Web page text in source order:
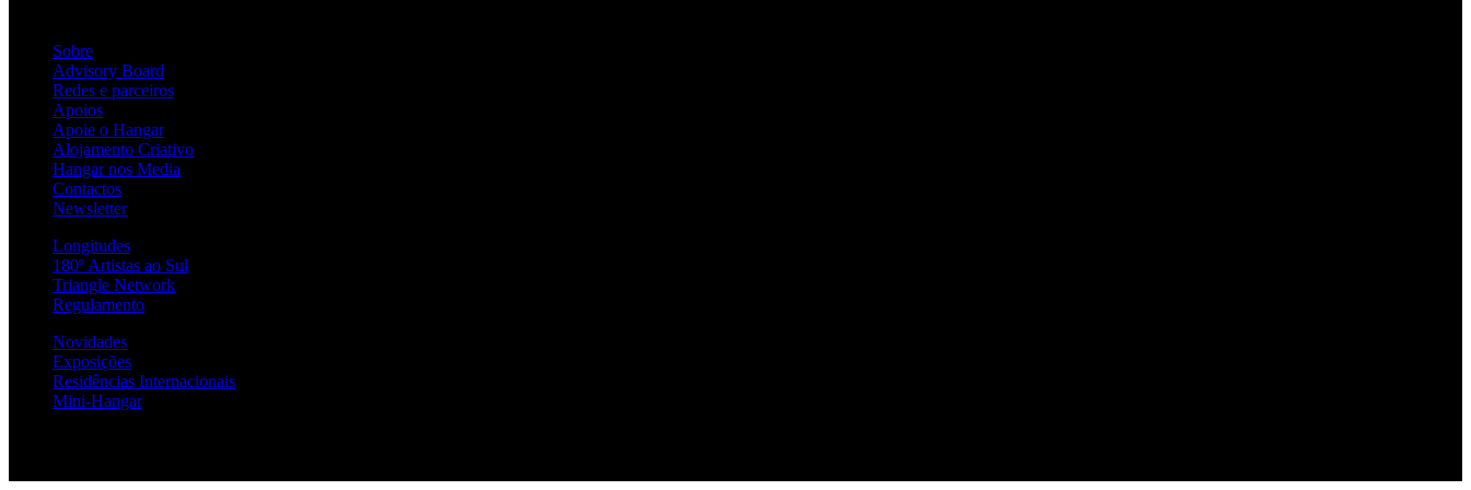
Sobre
Advisory Board
Redes e parceiros
Apoios
Apoie o Hangar
Alojamento Criativo
Hangar nos Media
Contactos
Newsletter
Longitudes
180º Artistas ao Sul
Triangle Network
Regulamento
Novidades
Exposições
Residências Internacionais
Mini-Hangar